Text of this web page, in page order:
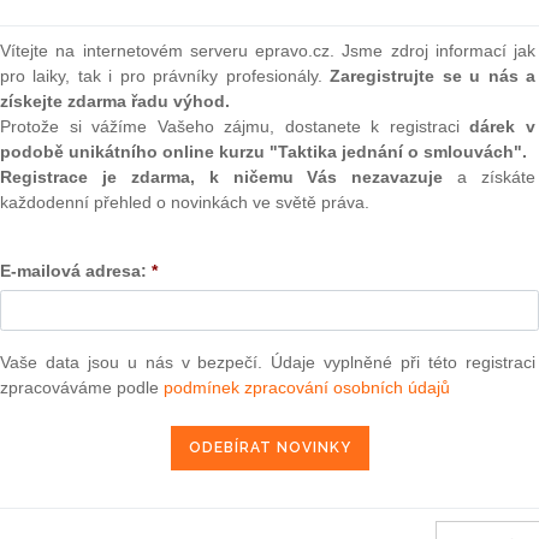
závazkového vztahu spor“. Toto nařízení bude
společné pro všechny členské státy, jehož
úprav v této oblasti.
případným žalobcům byla dána také možnost uplatnit své
pravidel a nevyužít tak nového „evropského“ soudního
rovněž jednotný formulář pro podání návrhu na vydání
nařízení by se v případě jeho schválení Evropským
všech civilních a obchodních věcech. Na řízení daňová,
nebude. Platnost nového nařízení se předpokládá od 1.
tohoto návrhu debata soustřeďující se zejména na
pouze případy, kdy věřitel a dlužník bydlí resp. mají své
se má vztahovat i na případy ryze vnitrostátní. Komise
že v opačném případě by bylo v podstatě zakázáno
zjednodušeného řízení. Rada EU se naopak přiklání
nařízení pouze na případy, kdy strany mají své sídlo
Odkazuje přitom na článek 65 Smlouvy o založení
vychází, jenž stanoví, že Evropské společenství je
Vítejte na internetovém serveru epravo.cz. Jsme zdroj informací jak
pro laiky, tak i pro právníky profesionály.Zaregistrujte se u nás a
získejte zdarma řadu výhod.
Protože si vážíme Vašeho zájmu, dostanete k registracidárek v
podobě unikátního online kurzu "Taktika jednání o smlouvách".
Registrace je zdarma, k ničemu Vás nezavazuje a získáte
každodenní přehled o novinkách ve světě práva.
E-mailová adresa: *
Vaše data jsou u nás v bezpečí. Údaje vyplněné při této registraci
zpracováváme podle podmínek zpracování osobních údajů